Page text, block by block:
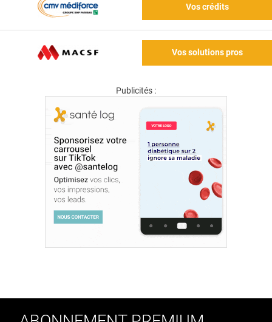
Vos crédits
Vos solutions pros
Publicités :